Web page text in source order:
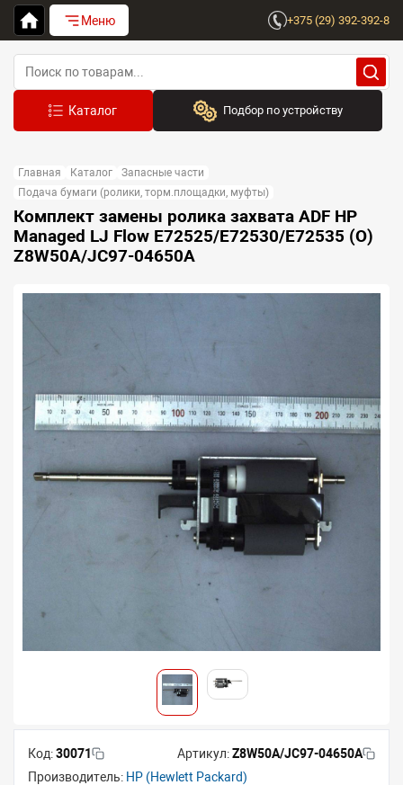
Меню +375 (29) 392-392-8
Подбор по устройству
Выберите бренд
Устройство:
Сначала выберите бренд
Главная Каталог
Запасные части
Подача бумаги (ролики, торм.площадки, муфты)
Комплект замены ролика захвата ADF HP
Managed LJ Flow E72525/E72530/E72535 (O)
Z8W50A/JC97-04650A
Код:30071 Артикул:Z8W50A/JC97-04650A
Производитель: HP (Hewlett Packard)